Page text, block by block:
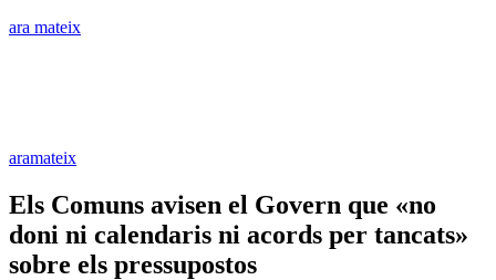
ara mateix
aramateix
Els Comuns avisen el Govern que «no
doni ni calendaris ni acords per tancats»
sobre els pressupostos